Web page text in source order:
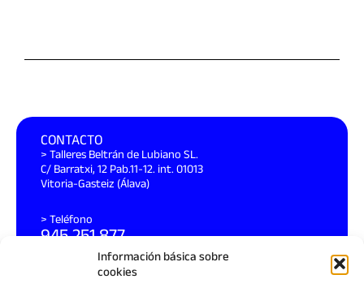
Información básica sobre
cookies
CONTACTO
> Talleres Beltrán de Lubiano SL.
C/ Barratxi, 12 Pab.11-12. int. 01013
Vitoria-Gasteiz (Álava)
> Teléfono
945 251 877